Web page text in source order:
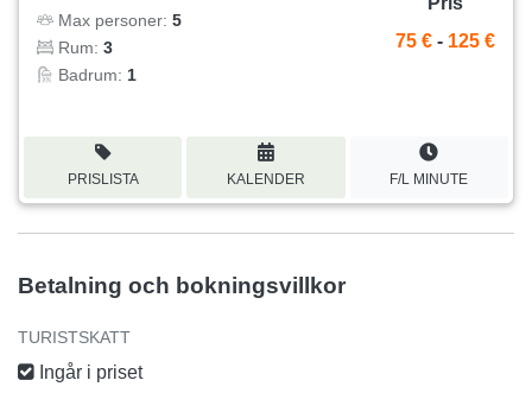
Max personer: 5
Rum: 3
Badrum: 1
75 € - 125 €
PRISLISTA KALENDER F/L MINUTE
Betalning och bokningsvillkor
TURISTSKATT
Ingår i priset